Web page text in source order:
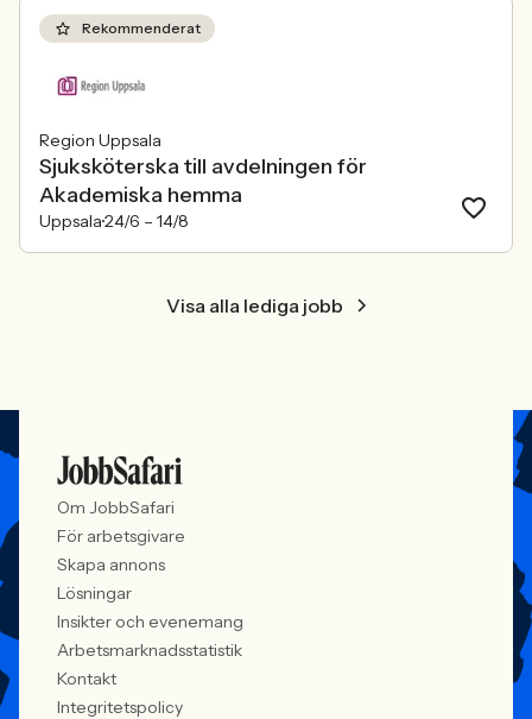
behöver kunna visa vad det betyder i
Rekommenderat
Region Uppsala
Sjuksköterska till avdelningen för
Akademiska hemma
Uppsala24/6 – 14/8
Visa alla lediga jobb
Om JobbSafari
För arbetsgivare
Skapa annons
Lösningar
Insikter och evenemang
Arbetsmarknadsstatistik
Kontakt
Integritetspolicy